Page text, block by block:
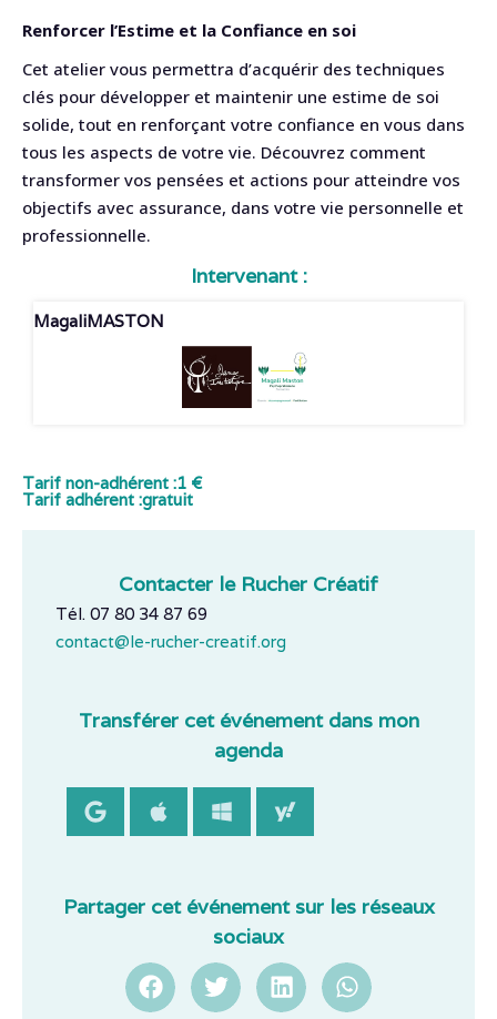
Renforcer l’Estime et la Confiance en soi
Cet atelier vous permettra d’acquérir des techniques
clés pour développer et maintenir une estime de soi
solide, tout en renforçant votre confiance en vous dans
tous les aspects de votre vie. Découvrez comment
transformer vos pensées et actions pour atteindre vos
objectifs avec assurance, dans votre vie personnelle et
professionnelle.
Intervenant :
MagaliMASTON
Tarif non-adhérent :1 €
Tarif adhérent :gratuit
Contacter le Rucher Créatif
Tél. 07 80 34 87 69
contact@le-rucher-creatif.org
Transférer cet événement dans mon
agenda
Partager cet événement sur les réseaux
sociaux